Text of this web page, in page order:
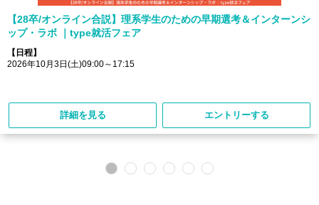
【28卒/オンライン合説】理系学生のための早期選考＆インターンシ
ップ・ラボ ｜type就活フェア
【日程】
2026年10月3日(土)09:00～17:15
詳細を見る エントリーする